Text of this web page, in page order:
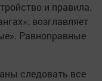
и правила.
возглавляет
Равноправные
следовать все